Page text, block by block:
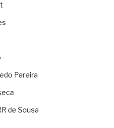
Pereira
de Sousa